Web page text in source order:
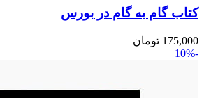
کتاب گام به گام در بورس
175,000 تومان
-10%